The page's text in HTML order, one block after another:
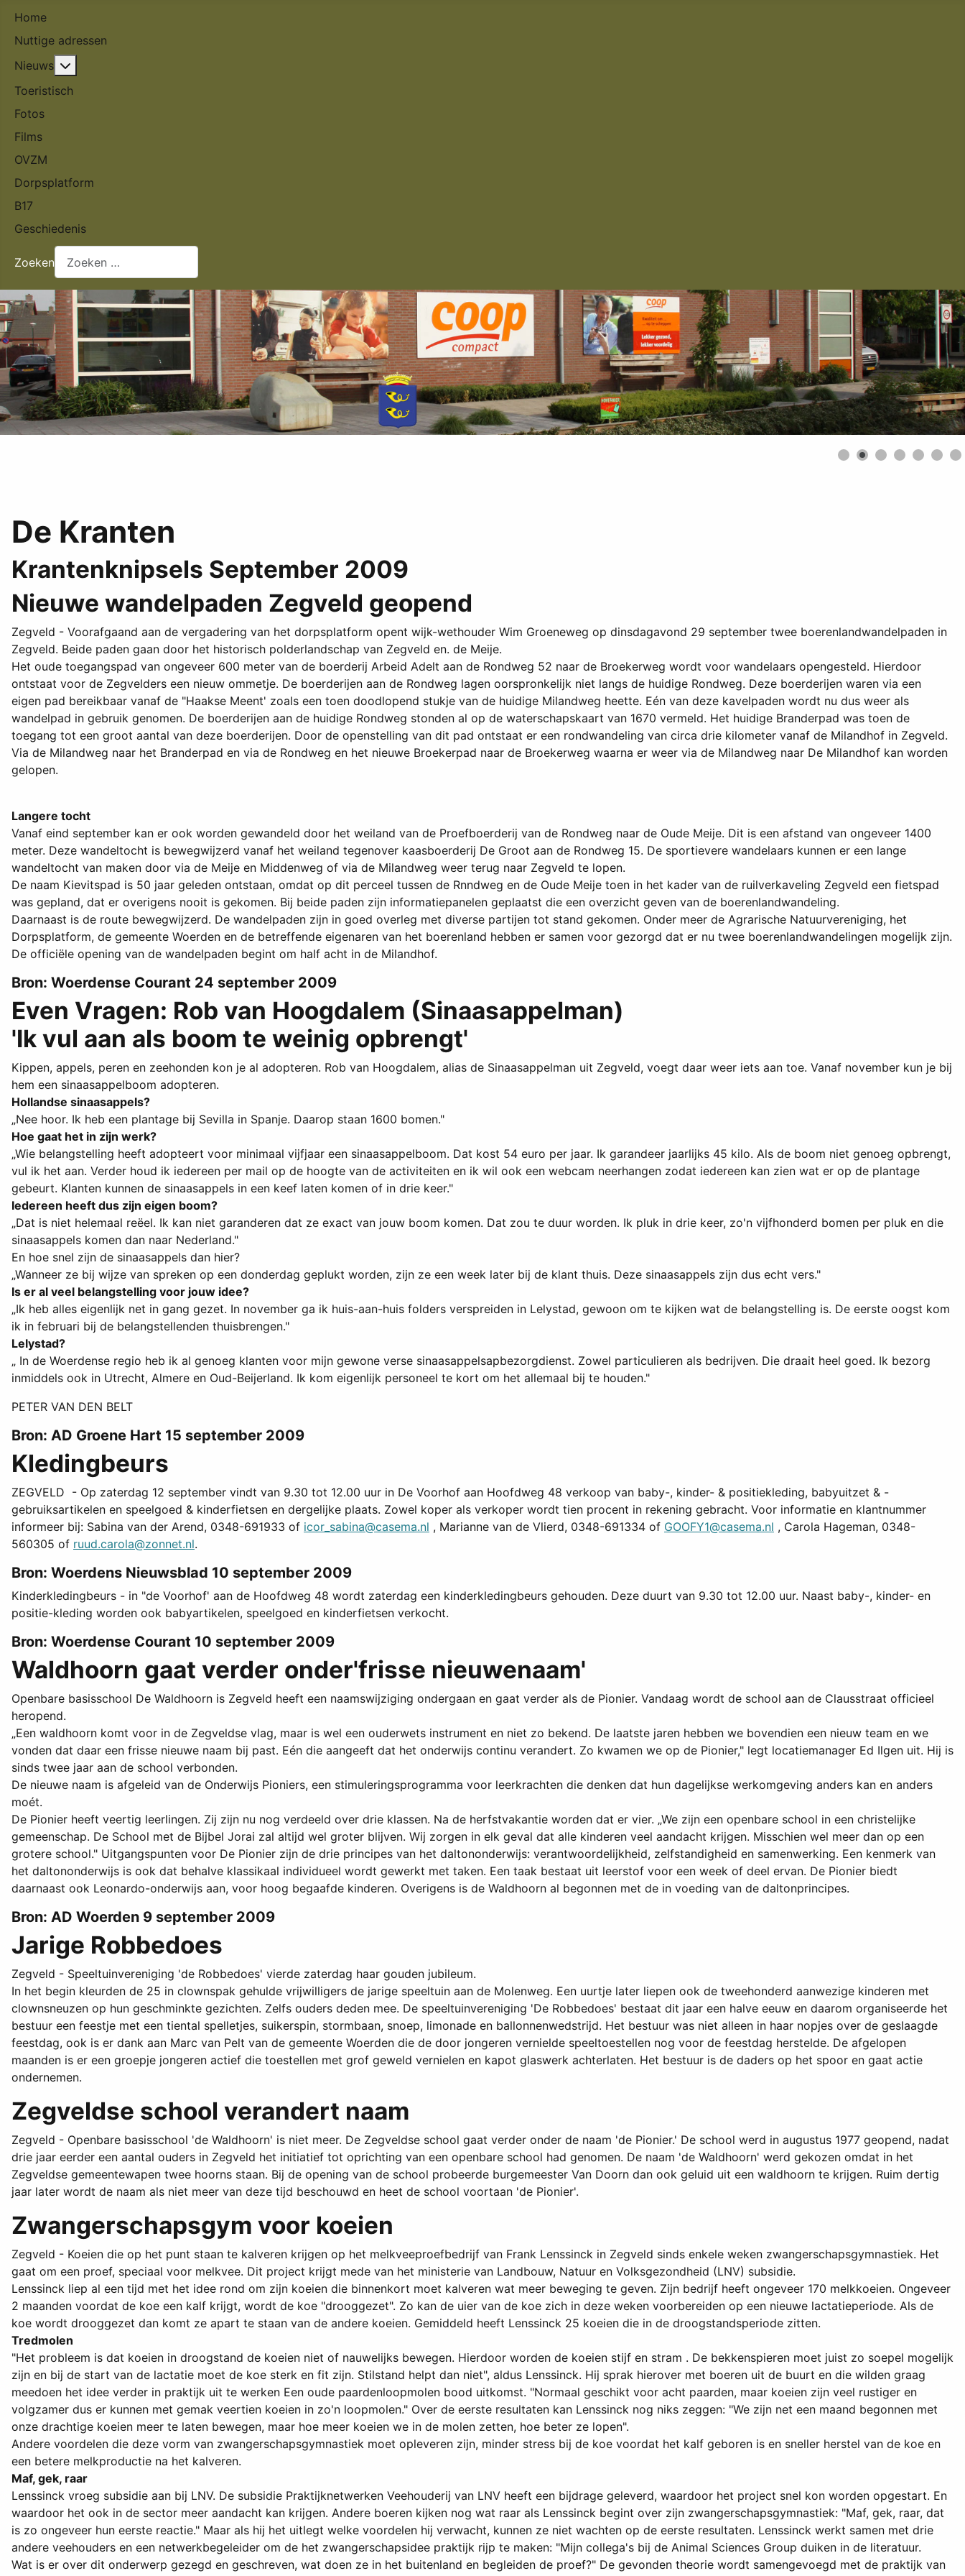
Home
Nuttige adressen
Nieuws
Toeristisch
Fotos
Films
OVZM
Dorpsplatform
B17
Geschiedenis
Zoeken
De Kranten
Krantenknipsels September 2009
Nieuwe wandelpaden Zegveld geopend
Zegveld - Voorafgaand aan de vergadering van het dorpsplatform opent wijk-wethouder Wim Groeneweg op dinsdagavond 29 september twee boerenlandwandelpaden in
Zegveld. Beide paden gaan door het historisch polderlandschap van Zegveld en. de Meije.
Het oude toegangspad van ongeveer 600 meter van de boerderij Arbeid Adelt aan de Rondweg 52 naar de Broekerweg wordt voor wandelaars opengesteld. Hierdoor
ontstaat voor de Zegvelders een nieuw ommetje. De boerderijen aan de Rondweg lagen oorspronkelijk niet langs de huidige Rondweg. Deze boerderijen waren via een
eigen pad bereikbaar vanaf de "Haakse Meent' zoals een toen doodlopend stukje van de huidige Milandweg heette. Eén van deze kavelpaden wordt nu dus weer als
wandelpad in gebruik genomen. De boerderijen aan de huidige Rondweg stonden al op de waterschapskaart van 1670 vermeld. Het huidige Branderpad was toen de
toegang tot een groot aantal van deze boerderijen. Door de openstelling van dit pad ontstaat er een rondwandeling van circa drie kilometer vanaf de Milandhof in Zegveld.
Via de Milandweg naar het Branderpad en via de Rondweg en het nieuwe Broekerpad naar de Broekerweg waarna er weer via de Milandweg naar De Milandhof kan worden
gelopen.
Langere tocht
Vanaf eind september kan er ook worden gewandeld door het weiland van de Proefboerderij van de Rondweg naar de Oude Meije. Dit is een afstand van ongeveer 1400
meter. Deze wandeltocht is bewegwijzerd vanaf het weiland tegenover kaasboerderij De Groot aan de Rondweg 15. De sportievere wandelaars kunnen er een lange
wandeltocht van maken door via de Meije en Middenweg of via de Milandweg weer terug naar Zegveld te lopen.
De naam Kievitspad is 50 jaar geleden ontstaan, omdat op dit perceel tussen de Rnndweg en de Oude Meije toen in het kader van de ruilverkaveling Zegveld een fietspad
was gepland, dat er overigens nooit is gekomen. Bij beide paden zijn informatiepanelen geplaatst die een overzicht geven van de boerenlandwandeling.
Daarnaast is de route bewegwijzerd. De wandelpaden zijn in goed overleg met diverse partijen tot stand gekomen. Onder meer de Agrarische Natuurvereniging, het
Dorpsplatform, de gemeente Woerden en de betreffende eigenaren van het boerenland hebben er samen voor gezorgd dat er nu twee boerenlandwandelingen mogelijk zijn.
De officiële opening van de wandelpaden begint om half acht in de Milandhof.
Bron: Woerdense Courant 24 september 2009
Even Vragen: Rob van Hoogdalem (Sinaasappelman)
'Ik vul aan als boom te weinig opbrengt'
Kippen, appels, peren en zeehonden kon je al adopteren. Rob van Hoogdalem, alias de Sinaasappelman uit Zegveld, voegt daar weer iets aan toe. Vanaf november kun je bij
hem een sinaasappelboom adopteren.
Hollandse sinaasappels?
„Nee hoor. Ik heb een plantage bij Sevilla in Spanje. Daarop staan 1600 bomen."
Hoe gaat het in zijn werk?
„Wie belangstelling heeft adopteert voor minimaal vijfjaar een sinaasappelboom. Dat kost 54 euro per jaar. Ik garandeer jaarlijks 45 kilo. Als de boom niet genoeg opbrengt,
vul ik het aan. Verder houd ik iedereen per mail op de hoogte van de activiteiten en ik wil ook een webcam neerhangen zodat iedereen kan zien wat er op de plantage
gebeurt. Klanten kunnen de sinaasappels in een keef laten komen of in drie keer."
Iedereen heeft dus zijn eigen boom?
„Dat is niet helemaal reëel. Ik kan niet garanderen dat ze exact van jouw boom komen. Dat zou te duur worden. Ik pluk in drie keer, zo'n vijfhonderd bomen per pluk en die
sinaasappels komen dan naar Nederland."
En hoe snel zijn de sinaasappels dan hier?
„Wanneer ze bij wijze van spreken op een donderdag geplukt worden, zijn ze een week later bij de klant thuis. Deze sinaasappels zijn dus echt vers."
Is er al veel belangstelling voor jouw idee?
„Ik heb alles eigenlijk net in gang gezet. In november ga ik huis-aan-huis folders verspreiden in Lelystad, gewoon om te kijken wat de belangstelling is. De eerste oogst kom
ik in februari bij de belangstellenden thuisbrengen."
Lelystad?
„ In de Woerdense regio heb ik al genoeg klanten voor mijn gewone verse sinaasappelsapbezorgdienst. Zowel particulieren als bedrijven. Die draait heel goed. Ik bezorg
inmiddels ook in Utrecht, Almere en Oud-Beijerland. Ik kom eigenlijk personeel te kort om het allemaal bij te houden."
PETER VAN DEN BELT
Bron: AD Groene Hart 15 september 2009
Kledingbeurs
ZEGVELD - Op zaterdag 12 september vindt van 9.30 tot 12.00 uur in De Voorhof aan Hoofdweg 48 verkoop van baby-, kinder- & positiekleding, babyuitzet & -
gebruiksartikelen en speelgoed & kinderfietsen en dergelijke plaats. Zowel koper als verkoper wordt tien procent in rekening gebracht. Voor informatie en klantnummer
informeer bij: Sabina van der Arend, 0348-691933 of icor_sabina@casema.nl , Marianne van de Vlierd, 0348-691334 of GOOFY1@casema.nl , Carola Hageman, 0348-
560305 of ruud.carola@zonnet.nl.
Bron: Woerdens Nieuwsblad 10 september 2009
Kinderkledingbeurs - in "de Voorhof' aan de Hoofdweg 48 wordt zaterdag een kinderkledingbeurs gehouden. Deze duurt van 9.30 tot 12.00 uur. Naast baby-, kinder- en
positie-kleding worden ook babyartikelen, speelgoed en kinderfietsen verkocht.
Bron: Woerdense Courant 10 september 2009
Waldhoorn gaat verder onder'frisse nieuwenaam'
Openbare basisschool De Waldhoorn is Zegveld heeft een naamswijziging ondergaan en gaat verder als de Pionier. Vandaag wordt de school aan de Clausstraat officieel
heropend.
„Een waldhoorn komt voor in de Zegveldse vlag, maar is wel een ouderwets instrument en niet zo bekend. De laatste jaren hebben we bovendien een nieuw team en we
vonden dat daar een frisse nieuwe naam bij past. Eén die aangeeft dat het onderwijs continu verandert. Zo kwamen we op de Pionier," legt locatiemanager Ed Ilgen uit. Hij is
sinds twee jaar aan de school verbonden.
De nieuwe naam is afgeleid van de Onderwijs Pioniers, een stimuleringsprogramma voor leerkrachten die denken dat hun dagelijkse werkomgeving anders kan en anders
moét.
De Pionier heeft veertig leerlingen. Zij zijn nu nog verdeeld over drie klassen. Na de herfstvakantie worden dat er vier. „We zijn een openbare school in een christelijke
gemeenschap. De School met de Bijbel Jorai zal altijd wel groter blijven. Wij zorgen in elk geval dat alle kinderen veel aandacht krijgen. Misschien wel meer dan op een
grotere school." Uitgangspunten voor De Pionier zijn de drie principes van het daltononderwijs: verantwoordelijkheid, zelfstandigheid en samenwerking. Een kenmerk van
het daltononderwijs is ook dat behalve klassikaal individueel wordt gewerkt met taken. Een taak bestaat uit leerstof voor een week of deel ervan. De Pionier biedt
daarnaast ook Leonardo-onderwijs aan, voor hoog begaafde kinderen. Overigens is de Waldhoorn al begonnen met de in voeding van de daltonprincipes.
Bron: AD Woerden 9 september 2009
Jarige Robbedoes
Zegveld - Speeltuinvereniging 'de Robbedoes' vierde zaterdag haar gouden jubileum.
In het begin kleurden de 25 in clownspak gehulde vrijwilligers de jarige speeltuin aan de Molenweg. Een uurtje later liepen ook de tweehonderd aanwezige kinderen met
clownsneuzen op hun geschminkte gezichten. Zelfs ouders deden mee. De speeltuinvereniging 'De Robbedoes' bestaat dit jaar een halve eeuw en daarom organiseerde het
bestuur een feestje met een tiental spelletjes, suikerspin, stormbaan, snoep, limonade en ballonnenwedstrijd. Het bestuur was niet alleen in haar nopjes over de geslaagde
feestdag, ook is er dank aan Marc van Pelt van de gemeente Woerden die de door jongeren vernielde speeltoestellen nog voor de feestdag herstelde. De afgelopen
maanden is er een groepje jongeren actief die toestellen met grof geweld vernielen en kapot glaswerk achterlaten. Het bestuur is de daders op het spoor en gaat actie
ondernemen.
Zegveldse school verandert naam
Zegveld - Openbare basisschool 'de Waldhoorn' is niet meer. De Zegveldse school gaat verder onder de naam 'de Pionier.' De school werd in augustus 1977 geopend, nadat
drie jaar eerder een aantal ouders in Zegveld het initiatief tot oprichting van een openbare school had genomen. De naam 'de Waldhoorn' werd gekozen omdat in het
Zegveldse gemeentewapen twee hoorns staan. Bij de opening van de school probeerde burgemeester Van Doorn dan ook geluid uit een waldhoorn te krijgen. Ruim dertig
jaar later wordt de naam als niet meer van deze tijd beschouwd en heet de school voortaan 'de Pionier'.
Zwangerschapsgym voor koeien
Zegveld - Koeien die op het punt staan te kalveren krijgen op het melkveeproefbedrijf van Frank Lenssinck in Zegveld sinds enkele weken zwangerschapsgymnastiek. Het
gaat om een proef, speciaal voor melkvee. Dit pro­ject krijgt mede van het ministerie van Landbouw, Natuur en Volksgezondheid (LNV) subsidie.
Lenssinck liep al een tijd met het idee rond om zijn koeien die binnenkort moet kalveren wat meer beweging te geven. Zijn bedrijf heeft ongeveer 170 melkkoeien. Ongeveer
2 maanden voordat de koe een kalf krijgt, wordt de koe "drooggezet". Zo kan de uier van de koe zich in deze weken voorbereiden op een nieuwe lactatieperiode. Als de
koe wordt drooggezet dan komt ze apart te staan van de andere koeien. Gemiddeld heeft Lenssinck 25 koeien die in de droogstandsperiode zitten.
Tredmolen
"Het probleem is dat koeien in droogstand de koeien niet of nauwelijks bewegen. Hierdoor worden de koeien stijf en stram . De bekkenspieren moet juist zo soepel mogelijk
zijn en bij de start van de lactatie moet de koe sterk en fit zijn. Stilstand helpt dan niet", aldus Lenssinck. Hij sprak hierover met boeren uit de buurt en die wilden graag
meedoen het idee verder in praktijk uit te werken Een oude paardenloopmolen bood uitkomst. "Normaal geschikt voor acht paarden, maar koeien zijn veel rustiger en
volgzamer dus er kunnen met gemak veertien koeien in zo'n loopmolen." Over de eerste resultaten kan Lenssinck nog niks zeggen: "We zijn net een maand begonnen met
onze drachtige koeien meer te laten bewegen, maar hoe meer koeien we in de molen zetten, hoe beter ze lopen".
Andere voordelen die deze vorm van zwangerschapsgymnastiek moet opleveren zijn, minder stress bij de koe voordat het kalf geboren is en sneller herstel van de koe en
een betere melkproductie na het kalveren.
Maf, gek, raar
Lenssinck vroeg subsidie aan bij LNV. De subsidie Praktijknetwerken Veehouderij van LNV heeft een bijdrage geleverd, waardoor het project snel kon worden opgestart. En
waardoor het ook in de sector meer aandacht kan krijgen. Andere boeren kijken nog wat raar als Lenssinck begint over zijn zwangerschapsgymnastiek: "Maf, gek, raar, dat
is zo ongeveer hun eerste reactie." Maar als hij het uitlegt welke voordelen hij verwacht, kunnen ze niet wachten op de eerste resultaten. Lenssinck werkt samen met drie
andere veehouders en een netwerkbegeleider om de het zwangerschapsidee praktijk rijp te maken: "Mijn collega's bij de Animal Sciences Group duiken in de literatuur.
Wat is er over dit onderwerp gezegd en geschreven, wat doen ze in het buitenland en begleiden de proef?" De gevonden theorie wordt samengevoegd met de praktijk van